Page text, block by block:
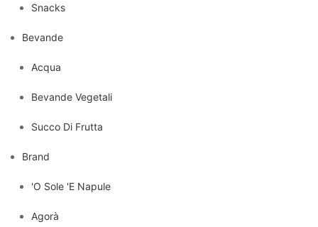
Snacks
Bevande
Acqua
Bevande Vegetali
Succo Di Frutta
Brand
'O Sole 'E Napule
Agorà